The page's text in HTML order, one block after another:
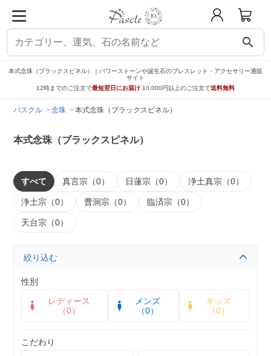
search
本式念珠（ブラックスピネル）｜パワーストーンや誕生石のブレスレット・アクセサリー通販
サイト
12時までのご注文で最短翌日にお届け 10,000円以上のご注文で送料無料
パスクル 念珠 本式念珠（ブラックスピネル）
本式念珠（ブラックスピネル）
すべて 真言宗（0） 日蓮宗（0） 浄土真宗（0）
浄土宗（0） 曹洞宗（0） 臨済宗（0）
天台宗（0）
絞り込む
性別
レディース
（0）
メンズ
（0）
キッズ
（0）
こだわり